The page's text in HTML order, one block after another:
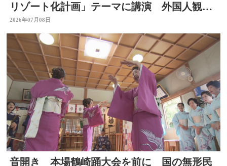
リゾート化計画」テーマに講演 外国人観光
客の呼び込みも 大分
2026年07月08日
音開き 本場鶴崎踊大会を前に 国の無形民